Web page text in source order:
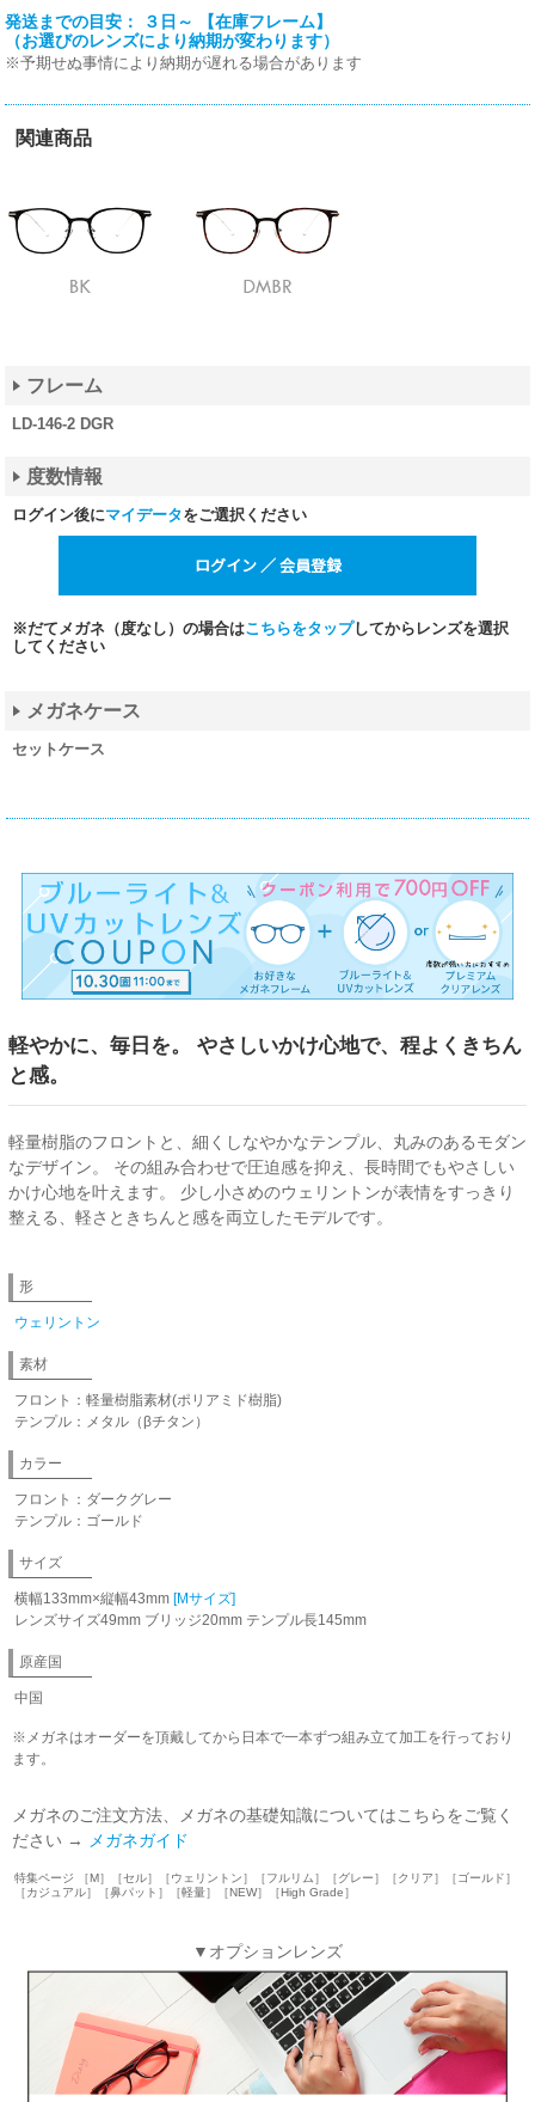
発送までの目安： ３日～ 【在庫フレーム】
（お選びのレンズにより納期が変わります）
※予期せぬ事情により納期が遅れる場合があります
関連商品
フレーム
LD-146-2 DGR
度数情報
ログイン後にマイデータをご選択ください
※だてメガネ（度なし）の場合はこちらをタップしてからレンズを選択
してください
メガネケース
セットケース
軽やかに、毎日を。 やさしいかけ心地で、程よくきちん
と感。
軽量樹脂のフロントと、細くしなやかなテンプル、丸みのあるモダン
なデザイン。 その組み合わせで圧迫感を抑え、長時間でもやさしい
かけ心地を叶えます。 少し小さめのウェリントンが表情をすっきり
整える、軽さときちんと感を両立したモデルです。
形
ウェリントン
素材
フロント：軽量樹脂素材(ポリアミド樹脂)
テンプル：メタル（βチタン）
カラー
フロント：ダークグレー
テンプル：ゴールド
サイズ
横幅133mm×縦幅43mm [Mサイズ]
レンズサイズ49mm ブリッジ20mm テンプル長145mm
原産国
中国
※メガネはオーダーを頂戴してから日本で一本ずつ組み立て加工を行っており
ます。
メガネのご注文方法、メガネの基礎知識についてはこちらをご覧く
ださい →
メガネガイド
特集ページ ［M］［セル］［ウェリントン］［フルリム］［グレー］［クリア］［ゴールド］
［カジュアル］［鼻パット］［軽量］［NEW］［High Grade］
▼オプションレンズ